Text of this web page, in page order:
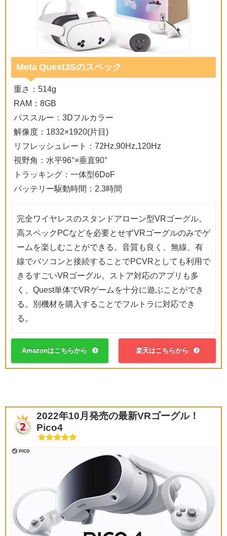
Meta Quest3Sのスペック
重さ：514g
RAM：8GB
パススルー：3Dフルカラー
解像度：1832×1920(片目)
リフレッシュレート：72Hz,90Hz,120Hz
視野角：水平96°×垂直90°
トラッキング：一体型6DoF
バッテリー駆動時間：2.3時間
完全ワイヤレスのスタンドアローン型VRゴーグル。
高スペックPCなどを必要とせずVRゴーグルのみでゲ
ームを楽しむことができる。音質も良く、無線、有
線でパソコンと接続することでPCVRとしても利用で
きるすごいVRゴーグル。ストア対応のアプリも多
く、Quest単体でVRゲームを十分に遊ぶことができ
る。別機材を購入することでフルトラに対応でき
る。
Amazonはこちらから 楽天はこちらから
2022年10月発売の最新VRゴーグル！
Pico4